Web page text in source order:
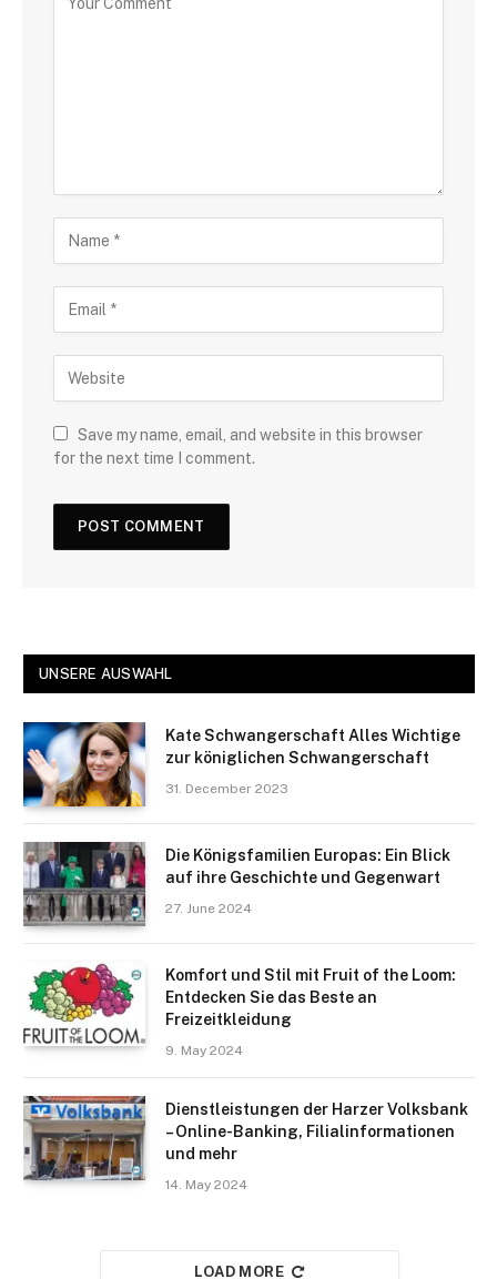
Save my name, email, and website in this browser
for the next time I comment.
UNSERE AUSWAHL
Kate Schwangerschaft Alles Wichtige
zur königlichen Schwangerschaft
31. December 2023
Die Königsfamilien Europas: Ein Blick
auf ihre Geschichte und Gegenwart
27. June 2024
Komfort und Stil mit Fruit of the Loom:
Entdecken Sie das Beste an
Freizeitkleidung
9. May 2024
Dienstleistungen der Harzer Volksbank
– Online-Banking, Filialinformationen
und mehr
14. May 2024
LOAD MORE